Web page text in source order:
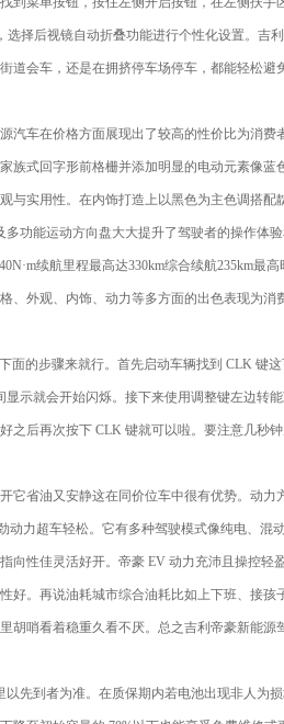
选择后视镜自动折叠功能进行个性化设置。吉
道会车，还是在拥挤停车场停车，都能轻松避
车在价格方面展现出了较高的性价比为消费
族式回字形前格栅并添加明显的电动元素像蓝
与实用性。在内饰打造上以黑色为主色调搭配
功能运动方向盘大大提升了驾驶者的操作体
续航里程最高达330km综合续航235km最
、外观、内饰、动力等多方面的出色表现为消
的步骤来就行。首先启动车辆找到 CLK 键这
示就会开始闪烁。接下来使用调整键左边转
之后再次按下 CLK 键就可以啦。要注意几秒
省油又安静这在同价位车中很有优势。动力
动力超车轻松。它有多种驾驶模式像纯电、混
向性佳灵活好开。帝豪 EV 动力充沛且操控轻
。再说油耗城市综合油耗比如上下班、接孩
胡哨看着稳重久看不厌。总之吉利帝豪新能源
先到者为准。在质保期内若电池出现非人为